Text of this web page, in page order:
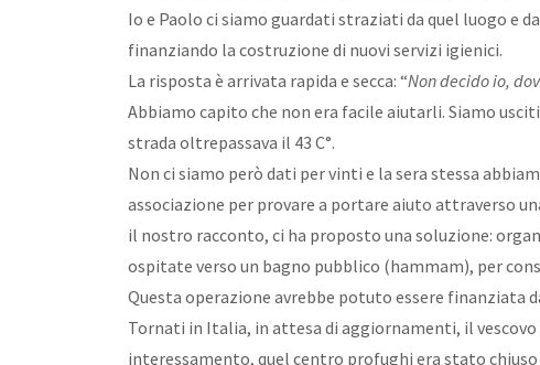
Io e Paolo ci siamo guardati straziati da quel luogo e
finanziando la costruzione di nuovi servizi igienici.
La risposta è arrivata rapida e secca: “Non decido io,
Abbiamo capito che non era facile aiutarli. Siamo
strada oltrepassava il 43 C°.
Non ci siamo però dati per vinti e la sera stessa
associazione per provare a portare aiuto attraverso
il nostro racconto, ci ha proposto una soluzione:
ospitate verso un bagno pubblico (hammam), per
Questa operazione avrebbe potuto essere finanziata
Tornati in Italia, in attesa di aggiornamenti, il
interessamento, quel centro profughi era stato